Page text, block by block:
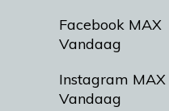
Facebook MAX
Vandaag
Instagram MAX
Vandaag